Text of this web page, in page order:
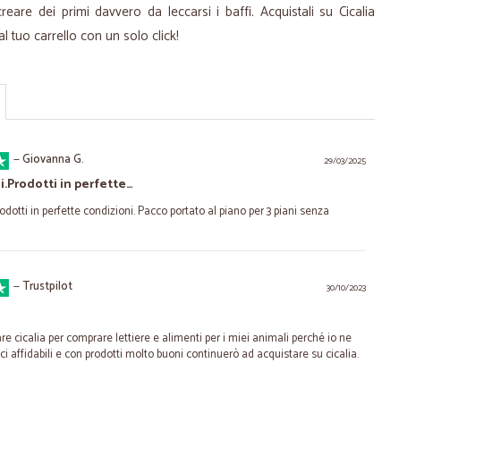
dei primi davvero da leccarsi i baffi. Acquistali su Cicalia
tuo carrello con un solo click!
29/03/2025
—Giovanna G.
in perfette…
in perfette condizioni. Pacco portato al piano per 3 piani senza
30/10/2023
—Trustpilot
cicalia per comprare lettiere e alimenti per i miei animali perché io ne
affidabili e con prodotti molto buoni continuerò ad acquistare su cicalia.